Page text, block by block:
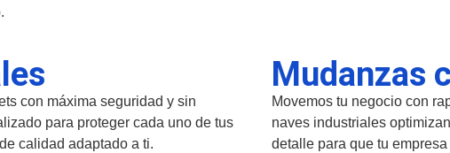
con máxima seguridad y sin
para proteger cada uno de tus
calidad adaptado a ti.
Mudanzas
Movemos tu negocio con
naves industriales
detalle para que tu